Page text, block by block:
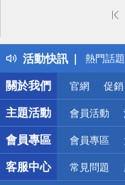
活動快訊
偏遠地
得獎公告
熱門話題
銀行優惠
偏遠地
詐騙網
關於我們
官網 促
主題活動 會員活動
會員專區 會員專區
客服中心 常見問題